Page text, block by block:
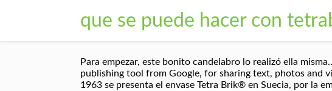
que se puede hacer con
Para empezar, este bonito candelabro lo realizó ella
publishing tool from Google, for sharing text, photos and
1963 se presenta el envase Tetra Brik® en Suecia, por la